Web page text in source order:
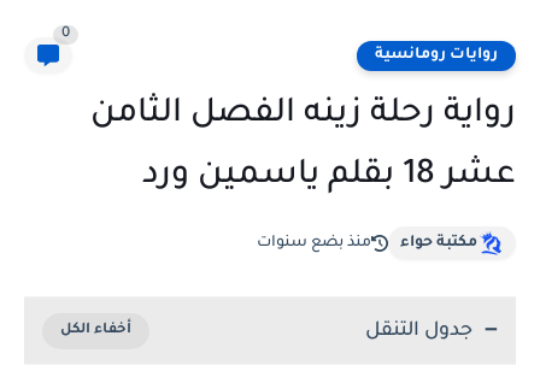
روايات رومانسية
0
رواية رحلة زينه الفصل الثامن
عشر 18 بقلم ياسمين ورد
مكتبة حواء منذ بضع سنوات
جدول التنقل